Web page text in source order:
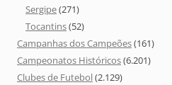
Sergipe(271)
Tocantins(52)
Campanhas dos Campeões(161)
Campeonatos Históricos(6.201)
Clubes de Futebol(2.129)